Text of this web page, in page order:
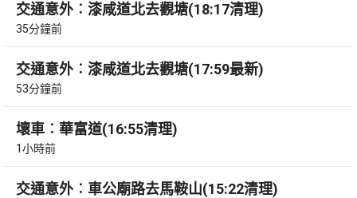
交通意外︰漆咸道北去觀塘(18:17清理)
35分鐘前
交通意外︰漆咸道北去觀塘(17:59最新)
53分鐘前
壞車︰華富道(16:55清理)
1小時前
交通意外︰車公廟路去馬鞍山(15:22清理)